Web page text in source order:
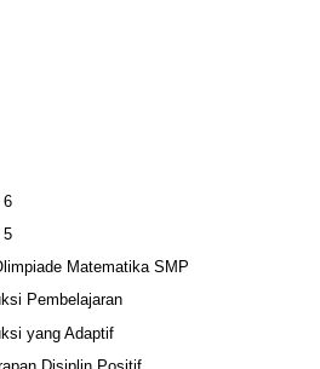
6
5
Matematika SMP
Pembelajaran
yang Adaptif